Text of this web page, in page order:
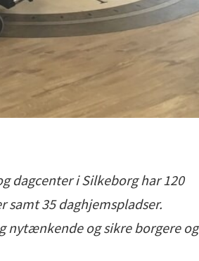
dagcenter i Silkeborg har 120
35 daghjemspladser.
nytænkende og sikre borgere og